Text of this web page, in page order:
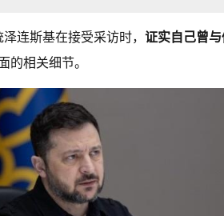
连斯基在接受采访时， 证实自己曾
的相关细节。